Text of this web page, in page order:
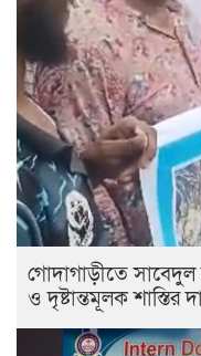
গোদাগাড়ীতে সাবেদুল
ও দৃষ্টান্তমূলক শাস্তির